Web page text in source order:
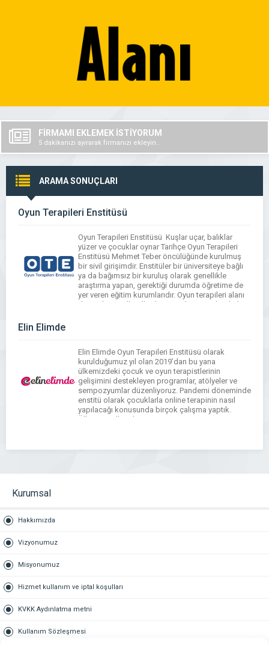
FİRMAMI EKLEMEK İSTİYORUM
5 dakikanızı ayırarak firmanızı ekleyin..
ARAMA SONUÇLARI
Oyun Terapileri Enstitüsü
Oyun Terapileri Enstitüsü Kuşlar uçar, balıklar
yüzer ve çocuklar oynar Tarihçe Oyun Terapileri
Enstitüsü Mehmet Teber öncülüğünde kurulmuş
bir sivil girişimdir. Enstitüler bir üniversiteye bağlı
ya da bağımsız bir kuruluş olarak genellikle
araştırma yapan, gerektiği durumda öğretime de
yer veren eğitim kurumlarıdır. Oyun terapileri alanı
dünyada 1900’lü yıllarda yaygınlaşmaya başlarken
Elin Elimde
Elin Elimde Oyun Terapileri Enstitüsü olarak
kurulduğumuz yıl olan 2019’dan bu yana
ülkemizdeki çocuk ve oyun terapistlerinin
gelişimini destekleyen programlar, atölyeler ve
sempozyumlar düzenliyoruz. Pandemi döneminde
enstitü olarak çocuklarla online terapinin nasıl
yapılacağı konusunda birçok çalışma yaptık.
Ülkemizin ilk online sempozyumunu
çocuklara online […]
Kurumsal
Hakkımızda
Vizyonumuz
Misyonumuz
Hizmet kullanım ve iptal koşulları
KVKK Aydınlatma metni
Kullanım Sözleşmesi